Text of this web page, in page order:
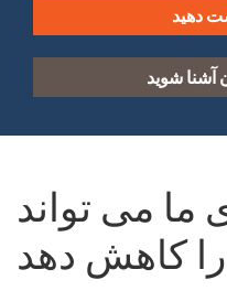
دهید
آشنا شوید
می تواند
کاهش دهد